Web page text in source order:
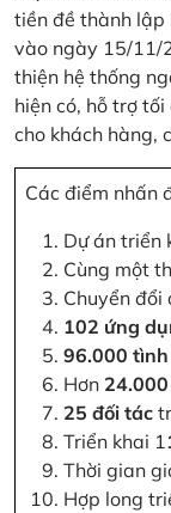
tiền đề thành lập
vào ngày 15/11/
thiện hệ thống
hiện có, hỗ trợ
cho khách hàng,
Các điểm nhấn
Dự án triển
Cùng một
Chuyển đổi
102 ứng
96.000
Hơn
25 đối tác
Triển khai 1
Thời gian
Hợp long